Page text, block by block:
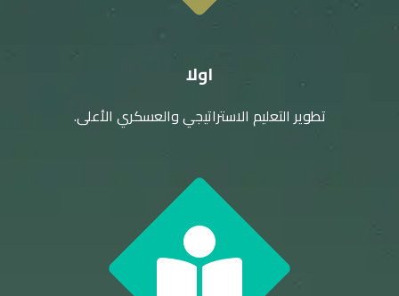
اولا
تطوير التعليم الاستراتيجي والعسكري الأعلى.